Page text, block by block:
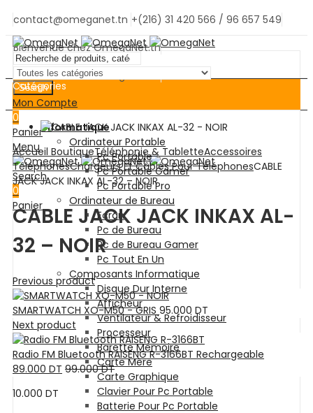
contact@omeganet.tn +(216) 31 420 566 / 96 657 549
Bienvenue chez OmegaNet.tn
Bienvenue chez OmegaNet.tn
Search
Mon Compte
0
Panier
Menu
Search
0
Panier
Catégories
Informatique
Ordinateur Portable
Pc Portable
Pc Portable Gamer
Pc Portable Pro
Ordinateur de Bureau
Ecran
Pc de Bureau
Pc de Bureau Gamer
Pc Tout En Un
Composants Informatique
Disque Dur Interne
Afficheur
Ventilateur & Refroidisseur
Processeur
Barette Mémoire
Carte Mère
Carte Graphique
Clavier Pour Pc Portable
Batterie Pour Pc Portable
Accueil BoutiqueTéléphonie & TabletteAccessoires
TéléphonesChargeurs Et Câbles Pour TéléphonesCABLE
JACK JACK INKAX AL-32 – NOIR
CABLE JACK JACK INKAX AL-
32 – NOIR
Previous product
SMARTWATCH XO-M50 - GRIS 95.000 DT
Next product
Radio FM Bluetooth RAISENG R-3166BT Rechargeable
89.000 DT 99.000DT
10.000 DT